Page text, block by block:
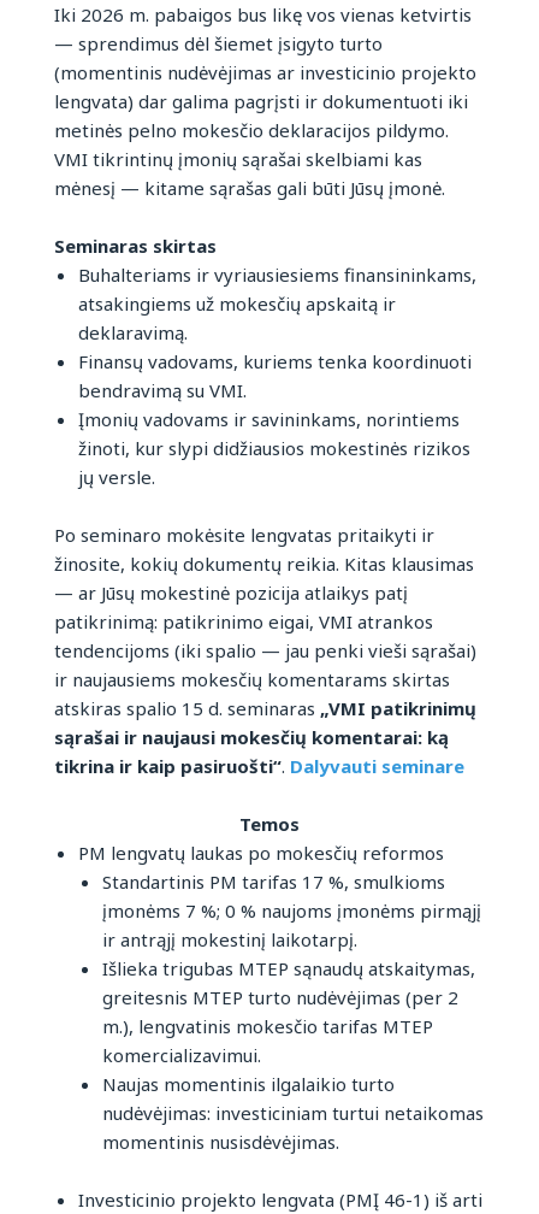
Iki 2026 m. pabaigos bus likę vos vienas ketvirtis
— sprendimus dėl šiemet įsigyto turto
(momentinis nudėvėjimas ar investicinio projekto
lengvata) dar galima pagrįsti ir dokumentuoti iki
metinės pelno mokesčio deklaracijos pildymo.
VMI tikrintinų įmonių sąrašai skelbiami kas
mėnesį — kitame sąrašas gali būti Jūsų įmonė.
Seminaras skirtas
Buhalteriams ir vyriausiesiems finansininkams,
atsakingiems už mokesčių apskaitą ir
deklaravimą.
Finansų vadovams, kuriems tenka koordinuoti
bendravimą su VMI.
Įmonių vadovams ir savininkams, norintiems
žinoti, kur slypi didžiausios mokestinės rizikos
jų versle.
Po seminaro mokėsite lengvatas pritaikyti ir
žinosite, kokių dokumentų reikia. Kitas klausimas
— ar Jūsų mokestinė pozicija atlaikys patį
patikrinimą: patikrinimo eigai, VMI atrankos
tendencijoms (iki spalio — jau penki vieši sąrašai)
ir naujausiems mokesčių komentarams skirtas
atskiras spalio 15 d. seminaras „VMI patikrinimų
sąrašai ir naujausi mokesčių komentarai: ką
tikrina ir kaip pasiruošti“. Dalyvauti seminare
Temos
PM lengvatų laukas po mokesčių reformos
Standartinis PM tarifas 17 %, smulkioms
įmonėms 7 %; 0 % naujoms įmonėms pirmąjį
ir antrąjį mokestinį laikotarpį.
Išlieka trigubas MTEP sąnaudų atskaitymas,
greitesnis MTEP turto nudėvėjimas (per 2
m.), lengvatinis mokesčio tarifas MTEP
komercializavimui.
Naujas momentinis ilgalaikio turto
nudėvėjimas: investiciniam turtui netaikomas
momentinis nusisdėvėjimas.
Investicinio projekto lengvata (PMĮ 46-1) iš arti